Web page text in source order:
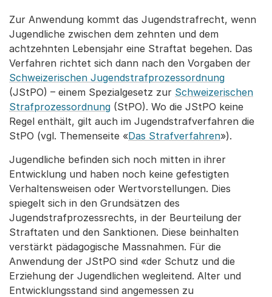
Zur Anwendung kommt das Jugendstrafrecht, wenn
Jugendliche zwischen dem zehnten und dem
achtzehnten Lebensjahr eine Straftat begehen. Das
Verfahren richtet sich dann nach den Vorgaben der
Schweizerischen Jugendstrafprozessordnung
(JStPO) – einem Spezialgesetz zur Schweizerischen
Strafprozessordnung (StPO). Wo die JStPO keine
Regel enthält, gilt auch im Jugendstrafverfahren die
StPO (vgl. Themenseite «Das Strafverfahren»).
Jugendliche befinden sich noch mitten in ihrer
Entwicklung und haben noch keine gefestigten
Verhaltensweisen oder Wertvorstellungen. Dies
spiegelt sich in den Grundsätzen des
Jugendstrafprozessrechts, in der Beurteilung der
Straftaten und den Sanktionen. Diese beinhalten
verstärkt pädagogische Massnahmen. Für die
Anwendung der JStPO sind «der Schutz und die
Erziehung der Jugendlichen wegleitend. Alter und
Entwicklungsstand sind angemessen zu